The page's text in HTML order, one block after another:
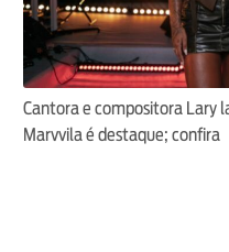
Cantora e compositora Lary
Marvvila é destaque; confira